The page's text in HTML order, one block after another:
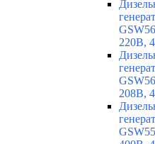
220В,
208В,